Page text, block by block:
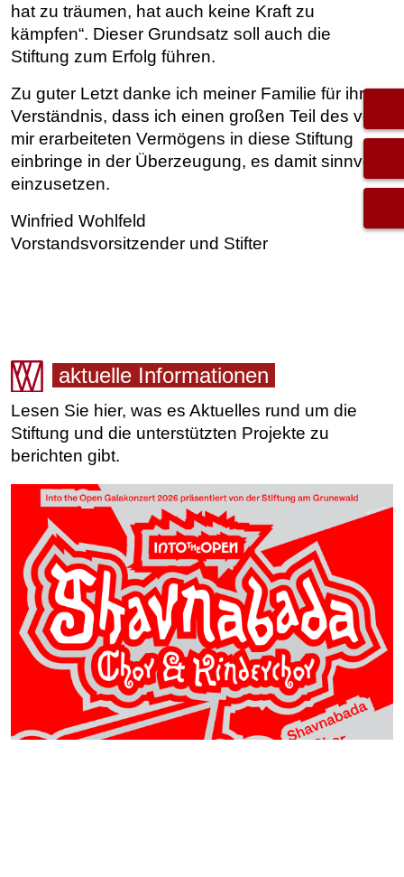
hat zu träumen, hat auch keine Kraft zu
kämpfen“. Dieser Grundsatz soll auch die
Stiftung zum Erfolg führen.
Zu guter Letzt danke ich meiner Familie für ihr
Verständnis, dass ich einen großen Teil des von
mir erarbeiteten Vermögens in diese Stiftung
einbringe in der Überzeugung, es damit sinnvoll
einzusetzen.
Winfried Wohlfeld
Vorstandsvorsitzender und Stifter
aktuelle Informationen
Lesen Sie hier, was es Aktuelles rund um die
Stiftung und die unterstützten Projekte zu
berichten gibt.